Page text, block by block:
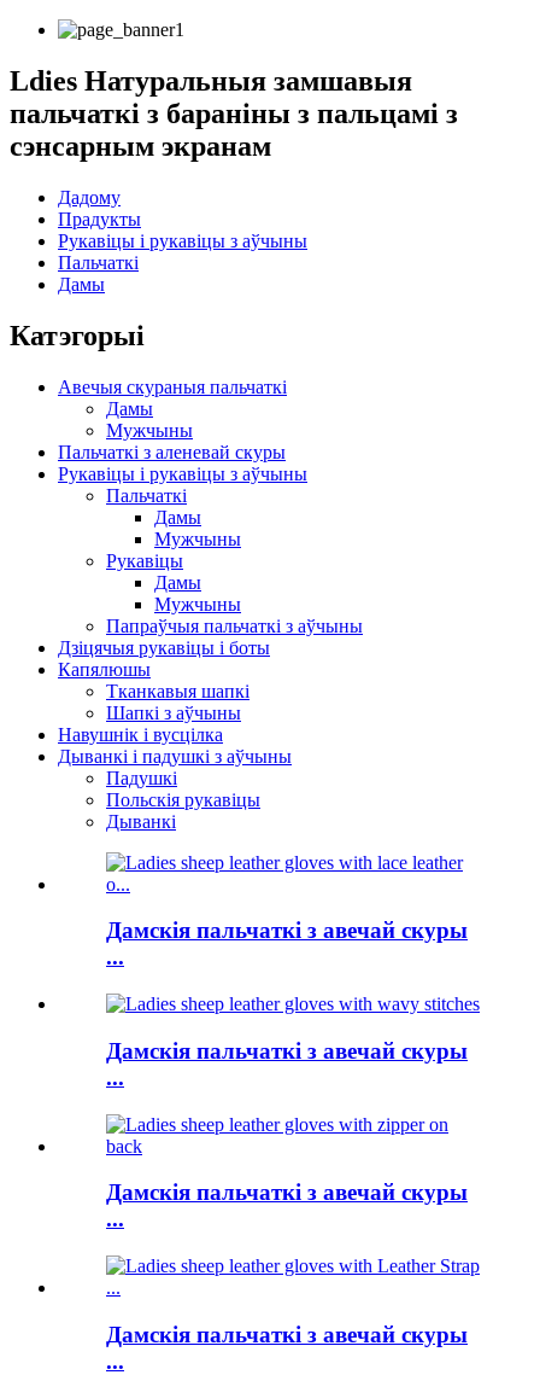
Ldies Натуральныя замшавыя
пальчаткі з бараніны з пальцамі з
сэнсарным экранам
Дадому
Прадукты
Рукавіцы і рукавіцы з аўчыны
Пальчаткі
Дамы
Катэгорыі
Авечыя скураныя пальчаткі
Дамы
Мужчыны
Пальчаткі з аленевай скуры
Рукавіцы і рукавіцы з аўчыны
Пальчаткі
Дамы
Мужчыны
Рукавіцы
Дамы
Мужчыны
Папраўчыя пальчаткі з аўчыны
Дзіцячыя рукавіцы і боты
Капялюшы
Тканкавыя шапкі
Шапкі з аўчыны
Навушнік і вусцілка
Дыванкі і падушкі з аўчыны
Падушкі
Польскія рукавіцы
Дыванкі
Дамскія пальчаткі з авечай скуры
...
Дамскія пальчаткі з авечай скуры
...
Дамскія пальчаткі з авечай скуры
...
Дамскія пальчаткі з авечай скуры
...